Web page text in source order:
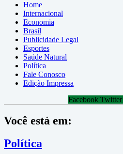
Home
Internacional
Economia
Brasil
Publicidade Legal
Esportes
Saúde Natural
Política
Fale Conosco
Edição Impressa
Facebook Twitter
Você está em:
Política